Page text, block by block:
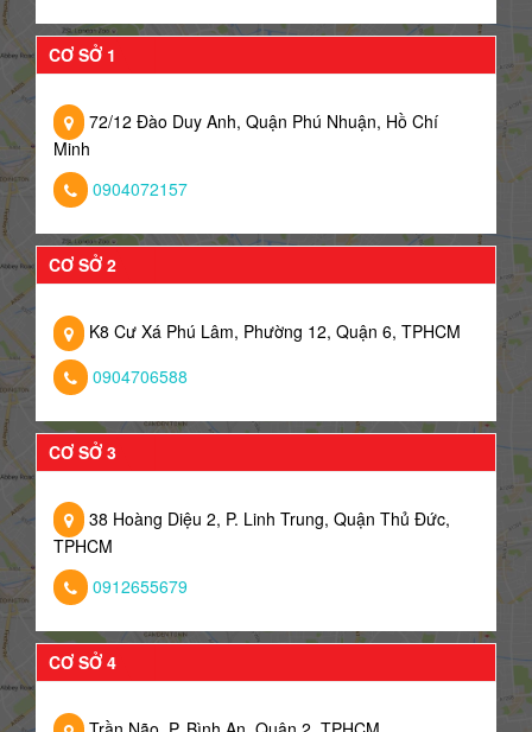
CƠ SỞ 1
72/12 Đào Duy Anh, Quận Phú Nhuận, Hồ Chí
Minh
0904072157
CƠ SỞ 2
K8 Cư Xá Phú Lâm, Phường 12, Quận 6, TPHCM
0904706588
CƠ SỞ 3
38 Hoàng Diệu 2, P. Linh Trung, Quận Thủ Đức,
TPHCM
0912655679
CƠ SỞ 4